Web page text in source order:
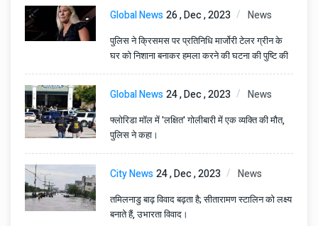
Global News26 , Dec , 2023 News
पुलिस ने क्रिसमस पर प्रतिनिधि मार्जोरी टेलर ग्रीन के
घर को निशाना बनाकर हमला करने की घटना की पुष्टि की
Global News24 , Dec , 2023 News
फ्लोरिडा मॉल में 'लक्षित' गोलीबारी में एक व्यक्ति की मौत,
पुलिस ने कहा।
City News24 , Dec , 2023 News
तमिलनाडु बाढ़ विवाद बढ़ता है; सीतारामण स्टालिन को लक्ष्य
बनाते हैं, उभारता विवाद।